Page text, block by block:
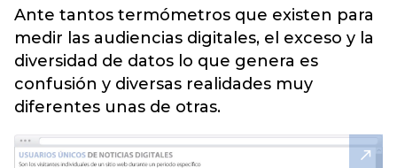
Ante tantos termómetros que existen para
medir las audiencias digitales, el exceso y la
diversidad de datos lo que genera es
confusión y diversas realidades muy
diferentes unas de otras.